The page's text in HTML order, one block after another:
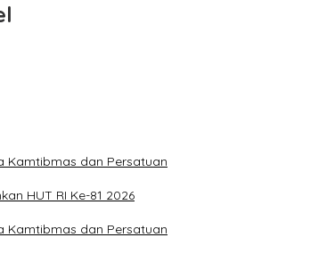
Kamtibmas dan Persatuan
HUT RI Ke-81 2026
Kamtibmas dan Persatuan